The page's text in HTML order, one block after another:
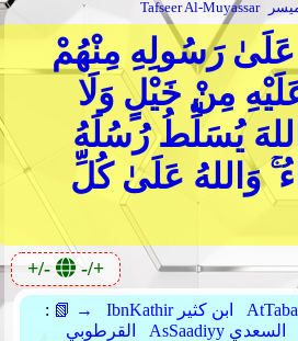
Tafseer Al-Muyassar
عَلَىٰ رَسُولِهِ مِنْهُمْ
مِنْ خَيْلٍ وَلَا
يُسَلِّطُ رُسُلَهُ
وَاللهُ عَلَىٰ كُلِّ
+/- -/+
: 📗 → IbnKathir ابن كثير
القرطوبي
AsSaadiyy السعدي